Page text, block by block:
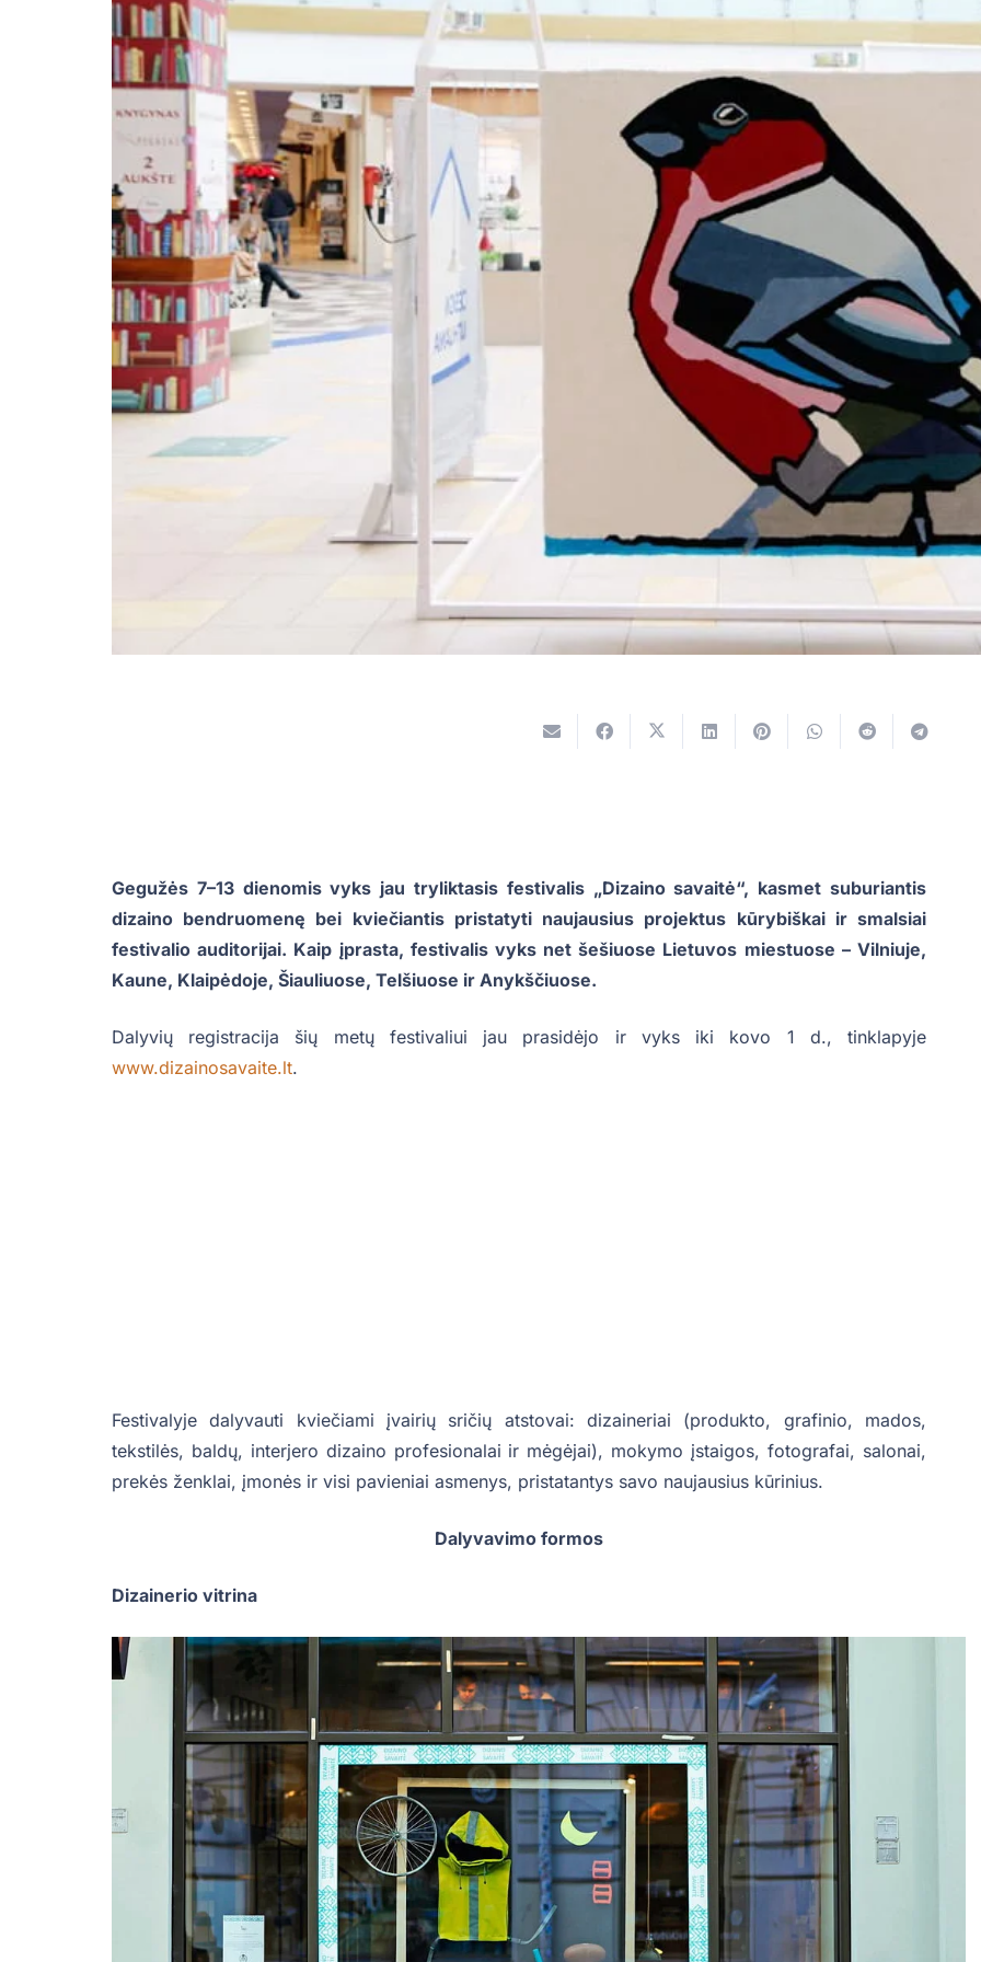
Gegužės 7–13 dienomis vyks jau tryliktasis festivalis „Dizaino savaitė“, kasmet suburiantis
dizaino bendruomenę bei kviečiantis pristatyti naujausius projektus kūrybiškai ir smalsiai
festivalio auditorijai. Kaip įprasta, festivalis vyks net šešiuose Lietuvos miestuose – Vilniuje,
Kaune, Klaipėdoje, Šiauliuose, Telšiuose ir Anykščiuose.
Dalyvių registracija šių metų festivaliui jau prasidėjo ir vyks iki kovo 1 d., tinklapyje
www.dizainosavaite.lt.
Festivalyje dalyvauti kviečiami įvairių sričių atstovai: dizaineriai (produkto, grafinio, mados,
tekstilės, baldų, interjero dizaino profesionalai ir mėgėjai), mokymo įstaigos, fotografai, salonai,
prekės ženklai, įmonės ir visi pavieniai asmenys, pristatantys savo naujausius kūrinius.
Dalyvavimo formos
Dizainerio vitrina